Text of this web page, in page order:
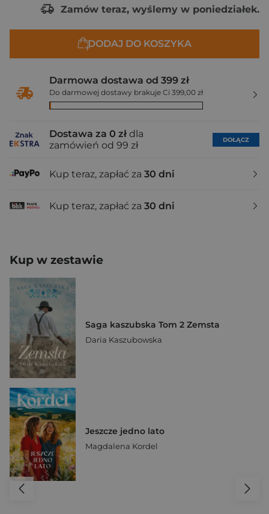
Zamów teraz, wyślemy w poniedziałek.
DODAJ DO KOSZYKA
Darmowa dostawa od 399 zł
Do darmowej dostawy brakuje Ci 399,00 zł
Dostawa za 0 zł dla
zamówień od 99 zł
DOŁĄCZ
Kup teraz, zapłać za 30 dni
Kup teraz, zapłać za 30 dni
Kup w zestawie
Saga kaszubska Tom 2 Zemsta
Daria Kaszubowska
Jeszcze jedno lato
Magdalena Kordel